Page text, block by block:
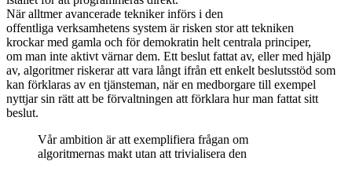
När alltmer avancerade tekniker införs i den
offentliga verksamhetens system är risken stor att tekniken
krockar med gamla och för demokratin helt centrala principer,
om man inte aktivt värnar dem. Ett beslut fattat av, eller med hjälp
av, algoritmer riskerar att vara långt ifrån ett enkelt beslutsstöd som
kan förklaras av en tjänsteman, när en medborgare till exempel
nyttjar sin rätt att be förvaltningen att förklara hur man fattat sitt
beslut.
Vår ambition är att exemplifiera frågan om
algoritmernas makt utan att trivialisera den